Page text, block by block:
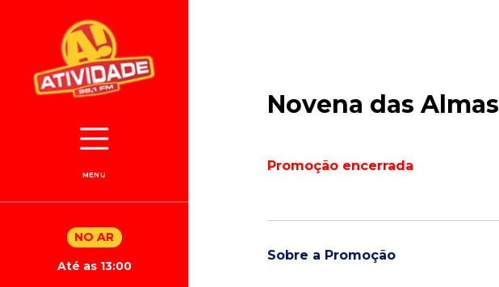
MENU
NO AR
Até as 13:00
Novena das Almas
Promoção encerrada
Sobre a Promoção